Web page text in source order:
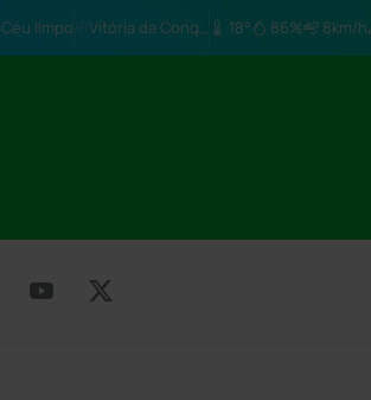
Céu limpo Vitória da Conq… 18° 86% 8km/h